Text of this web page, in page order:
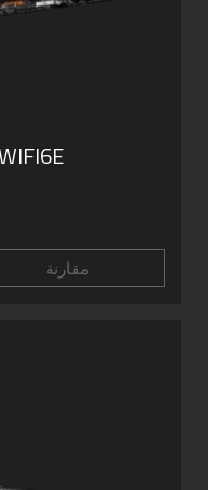
مقارنة